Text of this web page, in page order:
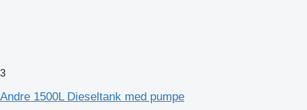
3
Andre 1500L Dieseltank med pumpe